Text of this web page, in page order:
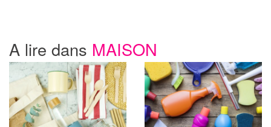
A lire dans MAISON